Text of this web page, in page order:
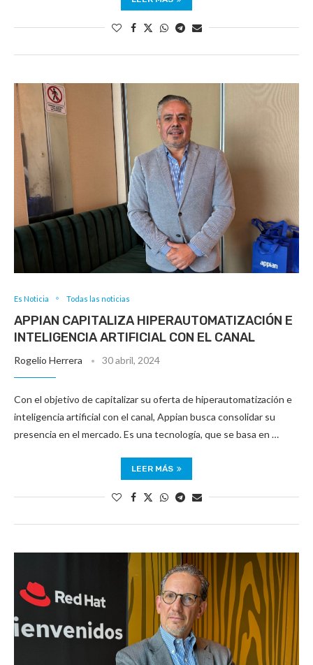
Es Noticia Todas las noticias
APPIAN CAPITALIZA HIPERAUTOMATIZACIÓN E
INTELIGENCIA ARTIFICIAL CON EL CANAL
Rogelio Herrera 30 abril, 2024
Con el objetivo de capitalizar su oferta de hiperautomatización e
inteligencia artificial con el canal, Appian busca consolidar su
presencia en el mercado. Es una tecnología, que se basa en …
LEER MÁS